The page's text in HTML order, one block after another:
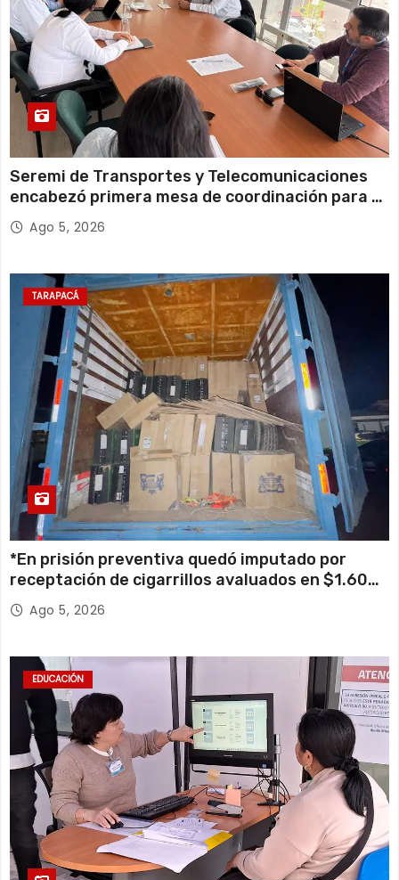
Seremi de Transportes y Telecomunicaciones
encabezó primera mesa de coordinación para el
retiro de cables en desuso en Iquique
Ago 5, 2026
TARAPACÁ
*En prisión preventiva quedó imputado por
receptación de cigarrillos avaluados en $1.600
millones*
Ago 5, 2026
EDUCACIÓN